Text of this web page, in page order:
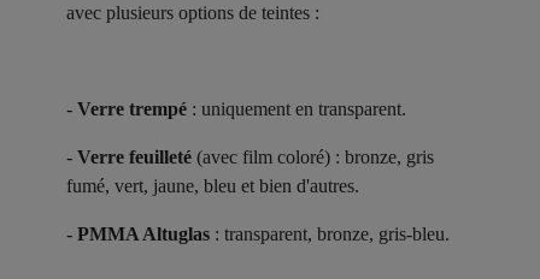
avec plusieurs options de teintes :
- Verre trempé : uniquement en transparent.
- Verre feuilleté (avec film coloré) : bronze, gris
fumé, vert, jaune, bleu et bien d'autres.
- PMMA Altuglas : transparent, bronze, gris-bleu.